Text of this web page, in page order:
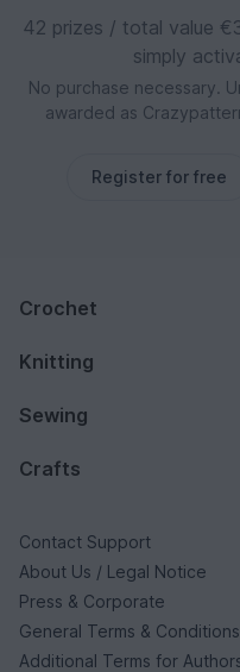
42 prizes / total value
simply
No purchase necessary.
awarded as
Register for free
Crochet
Knitting
Sewing
Crafts
Contact Support
About Us / Legal Notice
Press & Corporate
General Terms & Conditions
Additional Terms for